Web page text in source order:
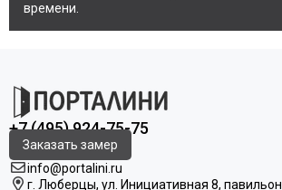
времени.
+7 (495) 924-75-75
Заказать замер
info@portalini.ru
г. Люберцы, ул. Инициативная 8,